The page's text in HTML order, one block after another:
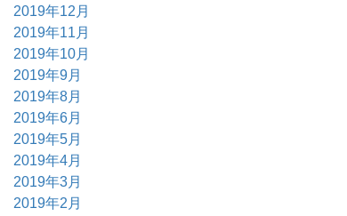
2019年12月
2019年11月
2019年10月
2019年9月
2019年8月
2019年6月
2019年5月
2019年4月
2019年3月
2019年2月